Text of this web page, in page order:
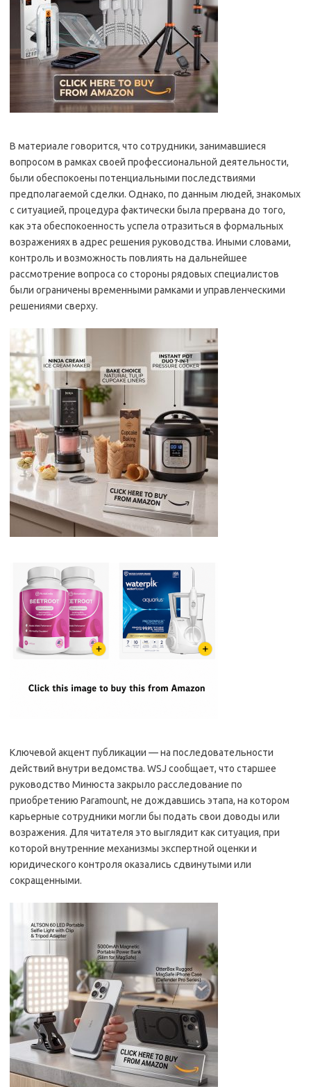
В материале говорится, что сотрудники, занимавшиеся
вопросом в рамках своей профессиональной деятельности,
были обеспокоены потенциальными последствиями
предполагаемой сделки. Однако, по данным людей, знакомых
с ситуацией, процедура фактически была прервана до того,
как эта обеспокоенность успела отразиться в формальных
возражениях в адрес решения руководства. Иными словами,
контроль и возможность повлиять на дальнейшее
рассмотрение вопроса со стороны рядовых специалистов
были ограничены временными рамками и управленческими
решениями сверху.
Ключевой акцент публикации — на последовательности
действий внутри ведомства. WSJ сообщает, что старшее
руководство Минюста закрыло расследование по
приобретению Paramount, не дождавшись этапа, на котором
карьерные сотрудники могли бы подать свои доводы или
возражения. Для читателя это выглядит как ситуация, при
которой внутренние механизмы экспертной оценки и
юридического контроля оказались сдвинутыми или
сокращенными.